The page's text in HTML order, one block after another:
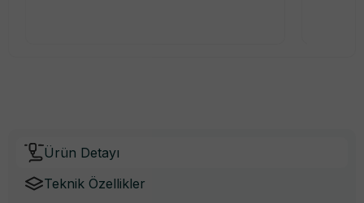
Ürün Detayı
Teknik Özellikler